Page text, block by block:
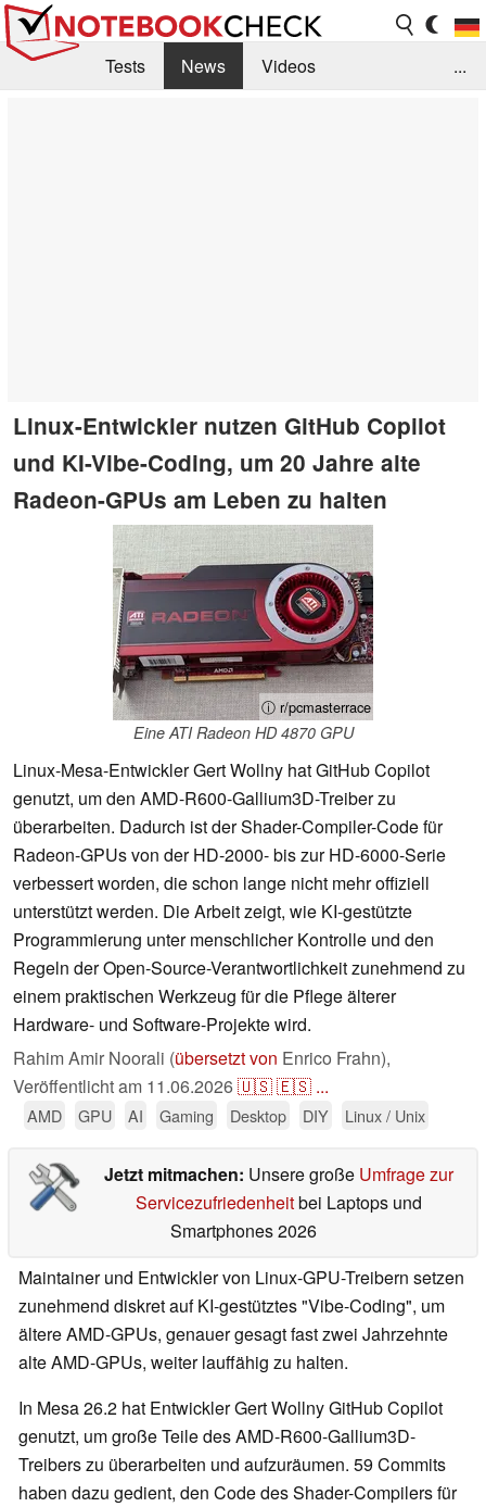
Tests News
Videos
...
Linux-Entwickler nutzen GitHub Copilot
und KI-Vibe-Coding, um 20 Jahre alte
Radeon-GPUs am Leben zu halten
ⓘ r/pcmasterrace
Eine ATI Radeon HD 4870 GPU
Linux-Mesa-Entwickler Gert Wollny hat GitHub Copilot
genutzt, um den AMD-R600-Gallium3D-Treiber zu
überarbeiten. Dadurch ist der Shader-Compiler-Code für
Radeon-GPUs von der HD-2000- bis zur HD-6000-Serie
verbessert worden, die schon lange nicht mehr offiziell
unterstützt werden. Die Arbeit zeigt, wie KI-gestützte
Programmierung unter menschlicher Kontrolle und den
Regeln der Open-Source-Verantwortlichkeit zunehmend zu
einem praktischen Werkzeug für die Pflege älterer
Hardware- und Software-Projekte wird.
Rahim Amir Noorali (übersetzt von Enrico Frahn),
Veröffentlicht am 11.06.2026🇺🇸🇪🇸 ...
AMD GPU AI Gaming Desktop DIY Linux / Unix
Jetzt mitmachen: Unsere große Umfrage zur
Servicezufriedenheitbei Laptops und
Smartphones 2026
Maintainer und Entwickler von Linux-GPU-Treibern setzen
zunehmend diskret auf KI-gestütztes "Vibe-Coding", um
ältere AMD-GPUs, genauer gesagt fast zwei Jahrzehnte
alte AMD-GPUs, weiter lauffähig zu halten.
In Mesa 26.2 hat Entwickler Gert Wollny GitHub Copilot
genutzt, um große Teile des AMD-R600-Gallium3D-
Treibers zu überarbeiten und aufzuräumen. 59 Commits
haben dazu gedient, den Code des Shader-Compilers für